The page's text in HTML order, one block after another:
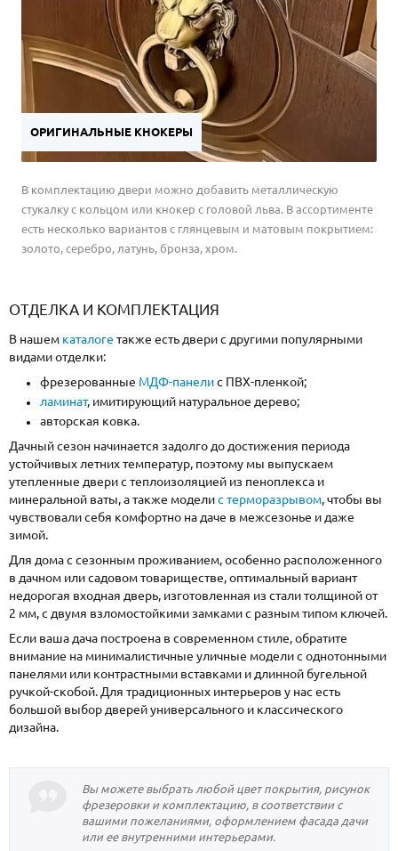
ОРИГИНАЛЬНЫЕ КНОКЕРЫ
В комплектацию двери можно добавить металлическую
стукалку с кольцом или кнокер с головой льва. В ассортименте
есть несколько вариантов с глянцевым и матовым покрытием:
золото, серебро, латунь, бронза, хром.
ОТДЕЛКА И КОМПЛЕКТАЦИЯ
В нашем каталоге также есть двери с другими популярными
видами отделки:
фрезерованные МДФ-панелис ПВХ-пленкой;
ламинат, имитирующий натуральное дерево;
авторская ковка.
Дачный сезон начинается задолго до достижения периода
устойчивых летних температур, поэтому мы выпускаем
утепленные двери с теплоизоляцией из пеноплекса и
минеральной ваты, а также моделис терморазрывом, чтобы вы
чувствовали себя комфортно на даче в межсезонье и даже
зимой.
Для дома с сезонным проживанием, особенно расположенного
в дачном или садовом товариществе, оптимальный вариант
недорогая входная дверь, изготовленная из стали толщиной от
2 мм, с двумя взломостойкими замками с разным типом ключей.
Если ваша дача построена в современном стиле, обратите
внимание на минималистичные уличные модели с однотонными
панелями или контрастными вставками и длинной бугельной
ручкой-скобой. Для традиционных интерьеров у нас есть
большой выбор дверей универсального и классического
дизайна.
Вы можете выбрать любой цвет покрытия, рисунок
фрезеровки и комплектацию, в соответствии с
вашими пожеланиями, оформлением фасада дачи
или ее внутренними интерьерами.